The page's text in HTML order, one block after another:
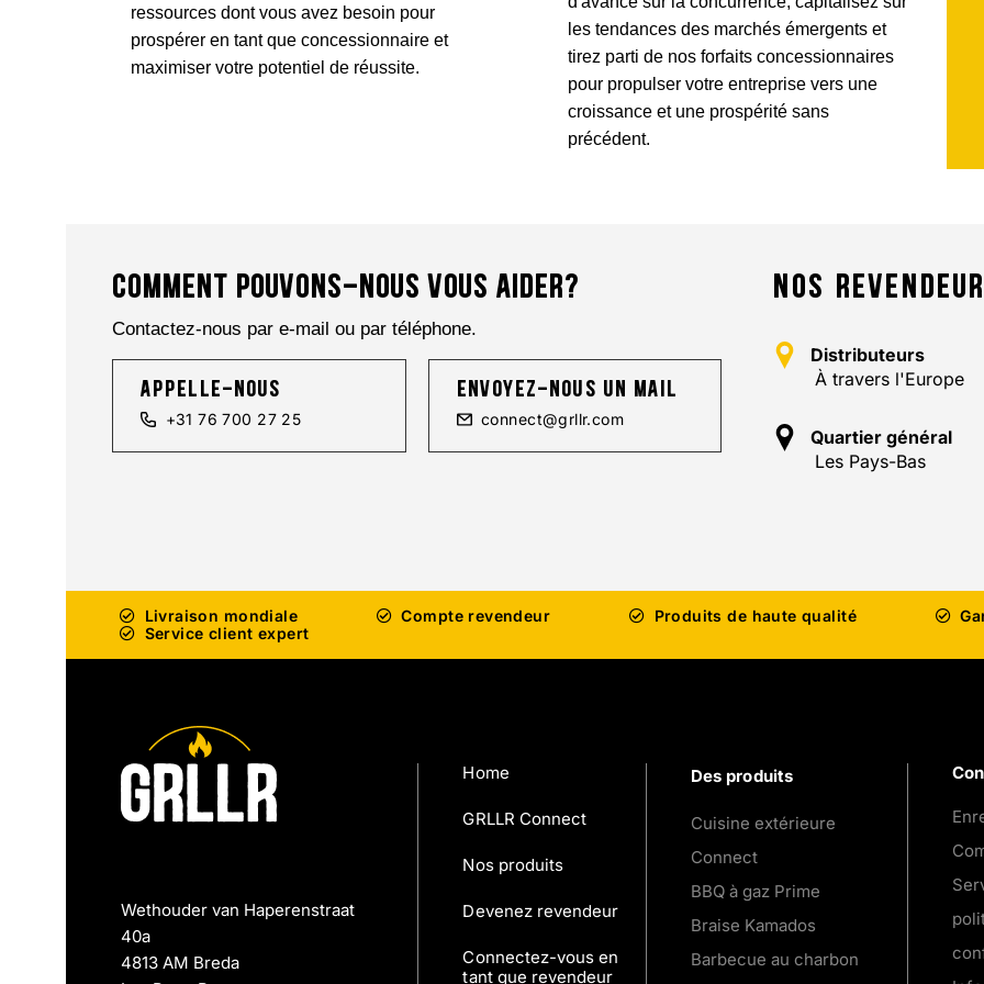
ressources dont vous avez besoin pour
prospérer en tant que concessionnaire et
maximiser votre potentiel de réussite.
les tendances des marchés émergents et
tirez parti de nos forfaits concessionnaires
pour propulser votre entreprise vers une
croissance et une prospérité sans
précédent.
COMMENT POUVONS-NOUS VOUS AIDER?
Contactez-nous par e-mail ou par téléphone.
appelle-nous
+31 76 700 27 25
envoyez-nous un mail
connect@grllr.com
NOS
Distributeurs
À travers l'Europe
Quartier général
Les Pays-Bas
Livraison mondiale Compte revendeur Produits de haute qualité
Service client expert
Wethouder van Haperenstraat
40a
4813 AM Breda
Home
GRLLR Connect
Nos produits
Devenez revendeur
Connectez-vous en
tant que revendeur
Des produits
Cuisine extérieure
Connect
BBQ à gaz Prime
Braise Kamados
Barbecue au charbon